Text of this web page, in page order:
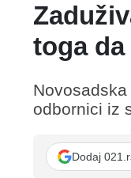
toga
odbornici iz
Dodaj